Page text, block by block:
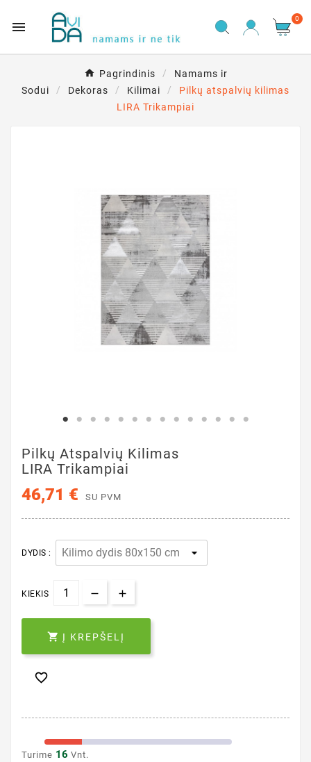

0
Pagrindinis
Namams ir
Sodui
Dekoras Kilimai
Pilkų atspalvių kilimas
LIRA Trikampiai
Pilkų Atspalvių Kilimas
LIRA Trikampiai
46,71 € SU PVM
DYDIS :
KIEKIS
 Į KREPŠELĮ

Turime 16 Vnt.